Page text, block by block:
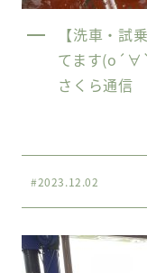
【洗車・試
てます
さくら通
#2023.12.02